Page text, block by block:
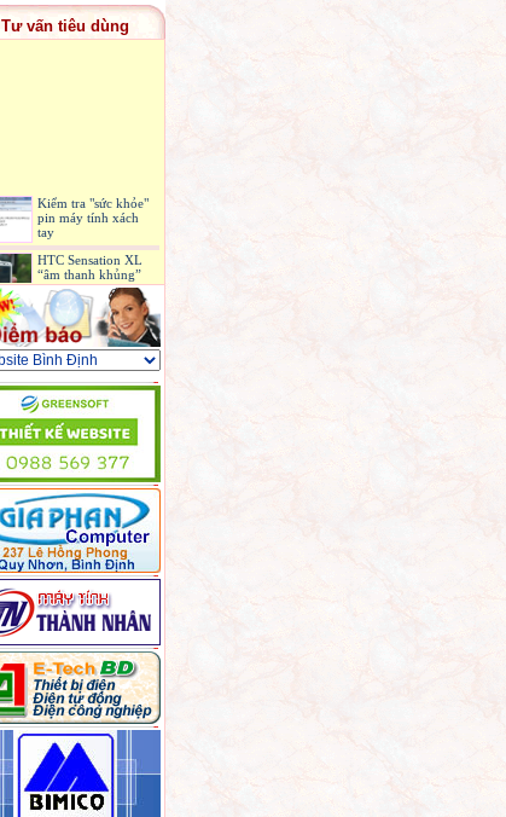
Tư vấn tiêu dùng
Kiểm tra "sức khỏe"
pin máy tính xách
tay
HTC Sensation XL
“âm thanh khủng”
đầu tiên tại VN
Máy ảnh không cần
lấy nét đầu tiên ra
mắt, giá 399 USD
iPhone 4S bản quốc
tế có mặt ở Sài Gòn
6 laptop hấp dẫn
được bán ở Việt Nam
trong tháng 9
3 phiên bản Galaxy
S II 'tổng tấn công'
iPhone 5 ở Mỹ
Sony sản xuất màn
hình OLED giá rẻ
hơn 3 lần
Camera du lịch chụp
ảnh ngay cả khi
đang quay video
Mối đe dọa lớn của
Intel đến từ ARM
Netbook sạc bằng
năng lượng mặt trời
giá 8 triệu đồng